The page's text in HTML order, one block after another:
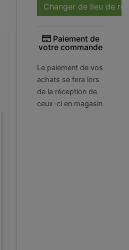
Changer de lieu de
Paiement de
votre commande
Le paiement de vos
achats se fera lors
de la réception de
ceux-ci en magasin